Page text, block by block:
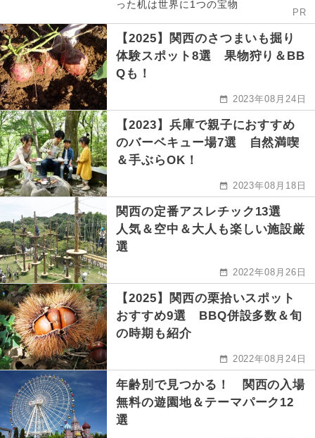
った机は世界に1つの宝物
PR
【2025】関西のさつまいも掘り
体験スポット8選 果物狩り＆BB
Qも！
2023年08月24日
【2023】兵庫で親子におすすめ
のバーベキュー場7選 自然満喫
＆手ぶらOK！
2023年08月18日
関西の定番アスレチック13選
人気＆空中＆大人も楽しい施設厳
選
2022年08月26日
【2025】関西の栗拾いスポット
おすすめ9選 BBQ併設多数＆旬
の時期も紹介
2022年08月24日
年齢別で見つかる！ 関西の入場
無料の遊園地＆テーマパーク12
選